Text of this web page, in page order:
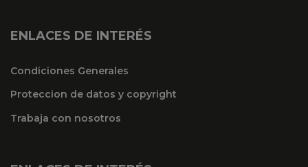
ENLACES DE INTERÉS
Condiciones Generales
Proteccion de datos y copyright
Trabaja con nosotros